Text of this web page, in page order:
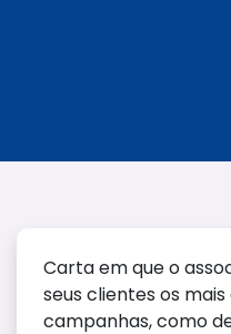
Carta em que o
seus clientes os
campanhas, como